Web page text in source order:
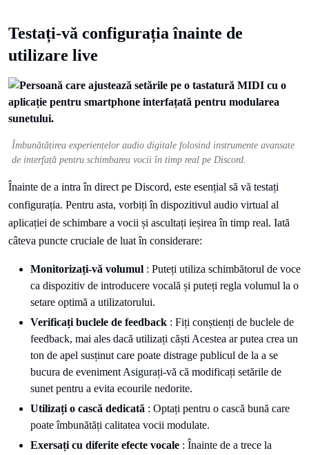
Testați-vă configurația înainte de
utilizare live
Îmbunătățirea experiențelor audio digitale folosind instrumente avansate
de interfață pentru schimbarea vocii în timp real pe Discord.
Înainte de a intra în direct pe Discord, este esențial să vă testați
configurația. Pentru asta, vorbiți în dispozitivul audio virtual al
aplicației de schimbare a vocii și ascultați ieșirea în timp real. Iată
câteva puncte cruciale de luat în considerare:
Monitorizați-vă volumul : Puteți utiliza schimbătorul de voce
ca dispozitiv de introducere vocală și puteți regla volumul la o
setare optimă a utilizatorului.
Verificați buclele de feedback : Fiți conștienți de buclele de
feedback, mai ales dacă utilizați căști Acestea ar putea crea un
ton de apel susținut care poate distrage publicul de la a se
bucura de eveniment Asigurați-vă că modificați setările de
sunet pentru a evita ecourile nedorite.
Utilizați o cască dedicată : Optați pentru o cască bună care
poate îmbunătăți calitatea vocii modulate.
Exersați cu diferite efecte vocale : Înainte de a trece la